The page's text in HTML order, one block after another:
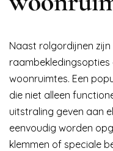
Naast rolgordijnen
woonruimtes. Een
die niet alleen
uitstraling geven aan
eenvoudig worden
klemmen of speciale